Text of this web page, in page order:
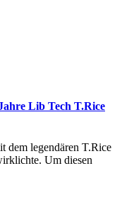
Lib Tech T.Rice
dem legendären T.Rice
Um diesen